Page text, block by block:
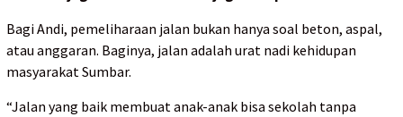
Bagi Andi, pemeliharaan jalan bukan hanya soal beton, aspal,
atau anggaran. Baginya, jalan adalah urat nadi kehidupan
masyarakat Sumbar.
“Jalan yang baik membuat anak-anak bisa sekolah tanpa